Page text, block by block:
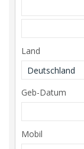
Land
Geb-Datum
Mobil